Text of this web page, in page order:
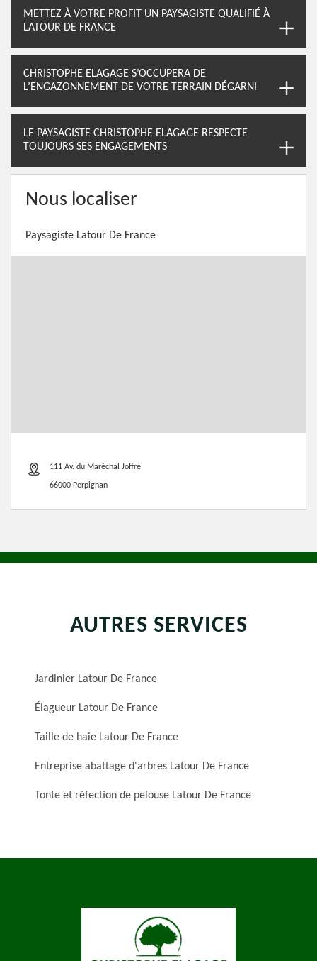
METTEZ À VOTRE PROFIT UN PAYSAGISTE QUALIFIÉ À
LATOUR DE FRANCE
CHRISTOPHE ELAGAGE S’OCCUPERA DE
L’ENGAZONNEMENT DE VOTRE TERRAIN DÉGARNI
LE PAYSAGISTE CHRISTOPHE ELAGAGE RESPECTE
TOUJOURS SES ENGAGEMENTS
Nous localiser
Paysagiste Latour De France
111 Av. du Maréchal Joffre
66000 Perpignan
AUTRES SERVICES
Jardinier Latour De France
Élagueur Latour De France
Taille de haie Latour De France
Entreprise abattage d'arbres Latour De France
Tonte et réfection de pelouse Latour De France